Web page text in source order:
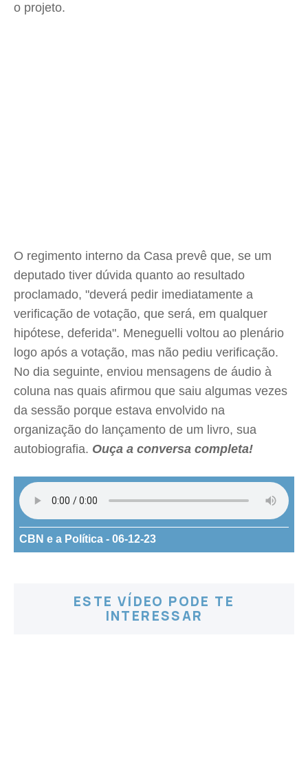
o projeto.
O regimento interno da Casa prevê que, se um
deputado tiver dúvida quanto ao resultado
proclamado, "deverá pedir imediatamente a
verificação de votação, que será, em qualquer
hipótese, deferida". Meneguelli voltou ao plenário
logo após a votação, mas não pediu verificação.
No dia seguinte, enviou mensagens de áudio à
coluna nas quais afirmou que saiu algumas vezes
da sessão porque estava envolvido na
organização do lançamento de um livro, sua
autobiografia. Ouça a conversa completa!
CBN e a Política - 06-12-23
ESTE VÍDEO PODE TE
INTERESSAR